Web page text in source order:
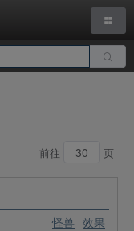
前往 页
怪兽 效果